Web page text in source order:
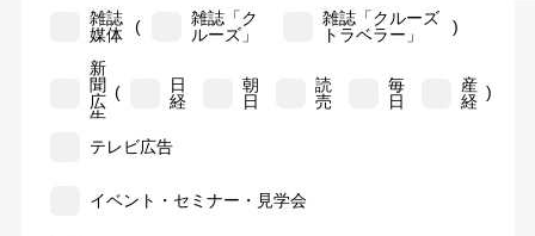
雑誌
媒体
(
雑誌「ク
ルーズ」
雑誌「クルーズ
トラベラー」
)
新
聞
広
告
(
日
経
朝
日
読
売
毎
日
産
経 )
テレビ広告
イベント・セミナー・見学会